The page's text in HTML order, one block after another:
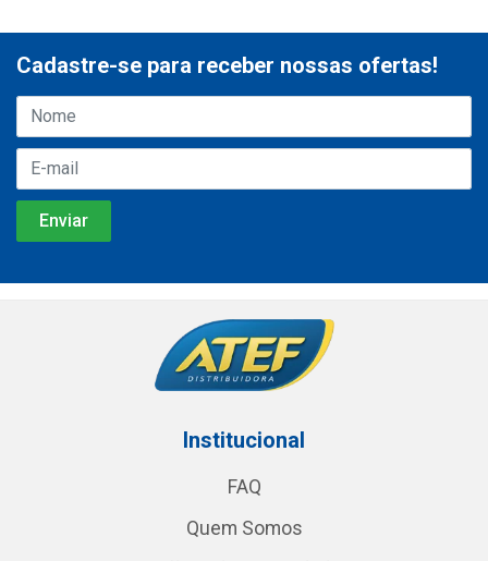
Cadastre-se para receber nossas ofertas!
Institucional
FAQ
Quem Somos